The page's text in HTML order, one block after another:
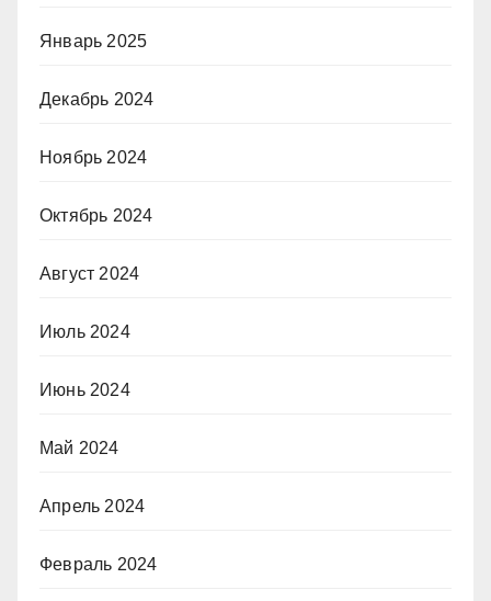
Январь 2025
Декабрь 2024
Ноябрь 2024
Октябрь 2024
Август 2024
Июль 2024
Июнь 2024
Май 2024
Апрель 2024
Февраль 2024